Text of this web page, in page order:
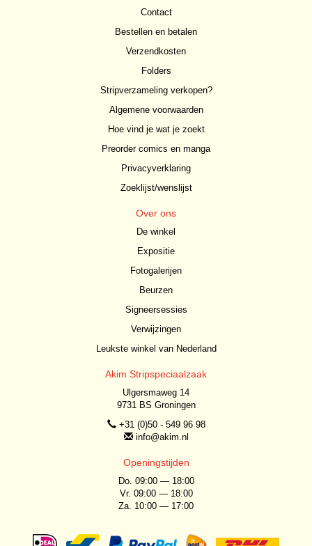
Contact
Bestellen en betalen
Verzendkosten
Folders
Stripverzameling verkopen?
Algemene voorwaarden
Hoe vind je wat je zoekt
Preorder comics en manga
Privacyverklaring
Zoeklijst/wenslijst
Over ons
De winkel
Expositie
Fotogalerijen
Beurzen
Signeersessies
Verwijzingen
Leukste winkel van Nederland
Akim Stripspeciaalzaak
Ulgersmaweg 14
9731 BS Groningen
+31 (0)50 - 549 96 98
info@akim.nl
Openingstijden
Do. 09:00 — 18:00
Vr. 09:00 — 18:00
Za. 10:00 — 17:00